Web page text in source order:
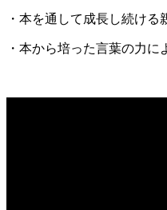
・本を通して成長し続ける
・本から培った言葉の力